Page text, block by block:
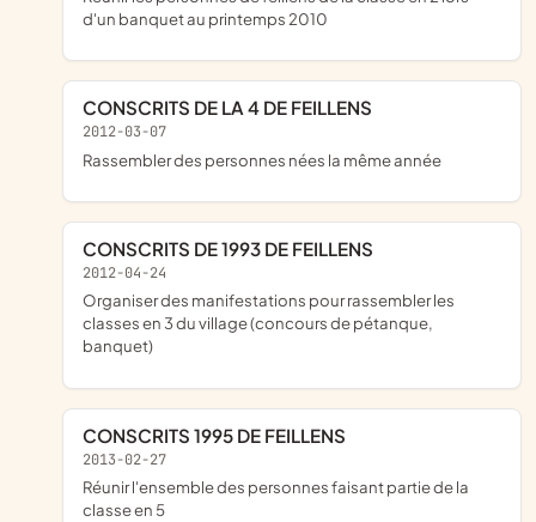
d'un banquet au printemps 2010
CONSCRITS DE LA 4 DE FEILLENS
2012-03-07
rassembler des personnes nées la même année
CONSCRITS DE 1993 DE FEILLENS
2012-04-24
organiser des manifestations pour rassembler les
classes en 3 du village (concours de pétanque,
banquet)
CONSCRITS 1995 DE FEILLENS
2013-02-27
réunir l'ensemble des personnes faisant partie de la
classe en 5